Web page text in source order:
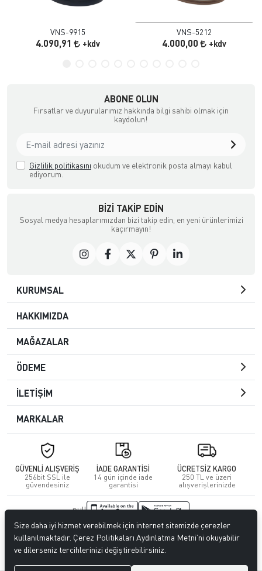
VNS-9915
4.090,91 +kdv
VNS-5212
4.000,00 +kdv
ABONE OLUN
Fırsatlar ve duyurularımız hakkında bilgi sahibi olmak için
kaydolun!
Gizlilik politikasını okudum ve elektronik posta almayı kabul
ediyorum.
BIZI TAKIP EDIN
Sosyal medya hesaplarımızdan bizi takip edin, en yeni ürünlerimizi
kaçırmayın!
KURUMSAL
HAKKIMIZDA
MAĞAZALAR
ÖDEME
İLETİŞİM
MARKALAR
GÜVENLİ ALIŞVERİŞ
256bit SSL ile
güvendesiniz
İADE GARANTİSİ
14 gün içinde iade
garantisi
ÜCRETSİZ KARGO
250 TL ve üzeri
alışverişlerinizde
null
© 2023CENGİZ DERİ. Tüm hakları saklıdır.
Size daha iyi hizmet verebilmek için internet sitemizde çerezler
kullanılmaktadır. Çerez Politikaları Aydınlatma Metni’ni okuyabilir
ve dilerseniz tercihlerinizi değiştirebilirsiniz.